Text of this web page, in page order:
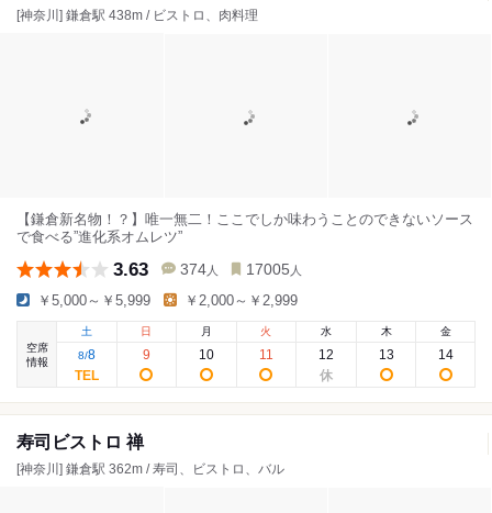
[神奈川] 鎌倉駅 438m / ビストロ、肉料理
【鎌倉新名物！？】唯一無二！ここでしか味わうことのできないソース
で食べる”進化系オムレツ”
3.63 374 人 17005 人
￥5,000～￥5,999 ￥2,000～￥2,999
空席
情報
土
8/8
日
9
月
10
火
11
水
12
木
13
金
14
寿司ビストロ 禅
[神奈川] 鎌倉駅 362m / 寿司、ビストロ、バル